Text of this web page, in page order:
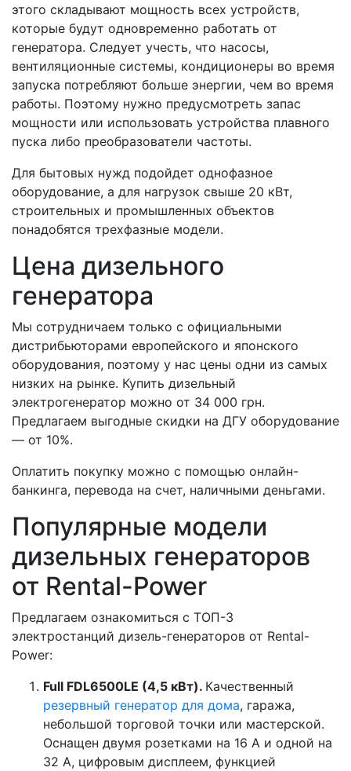
этого складывают мощность всех устройств,
которые будут одновременно работать от
генератора. Следует учесть, что насосы,
вентиляционные системы, кондиционеры во время
запуска потребляют больше энергии, чем во время
работы. Поэтому нужно предусмотреть запас
мощности или использовать устройства плавного
пуска либо преобразователи частоты.
Для бытовых нужд подойдет однофазное
оборудование, а для нагрузок свыше 20 кВт,
строительных и промышленных объектов
понадобятся трехфазные модели.
Цена дизельного
генератора
Мы сотрудничаем только с официальными
дистрибьюторами европейского и японского
оборудования, поэтому у нас цены одни из самых
низких на рынке. Купить дизельный
электрогенератор можно от 34 000 грн.
Предлагаем выгодные скидки на ДГУ оборудование
— от 10%.
Оплатить покупку можно с помощью онлайн-
банкинга, перевода на счет, наличными деньгами.
Популярные модели
дизельных генераторов
от Rental-Power
Предлагаем ознакомиться с ТОП-3
электростанций дизель-генераторов от Rental-
Power:
Full FDL6500LE (4,5 кВт). Качественный
резервный генератор для дома, гаража,
небольшой торговой точки или мастерской.
Оснащен двумя розетками на 16 А и одной на
32 А, цифровым дисплеем, функцией